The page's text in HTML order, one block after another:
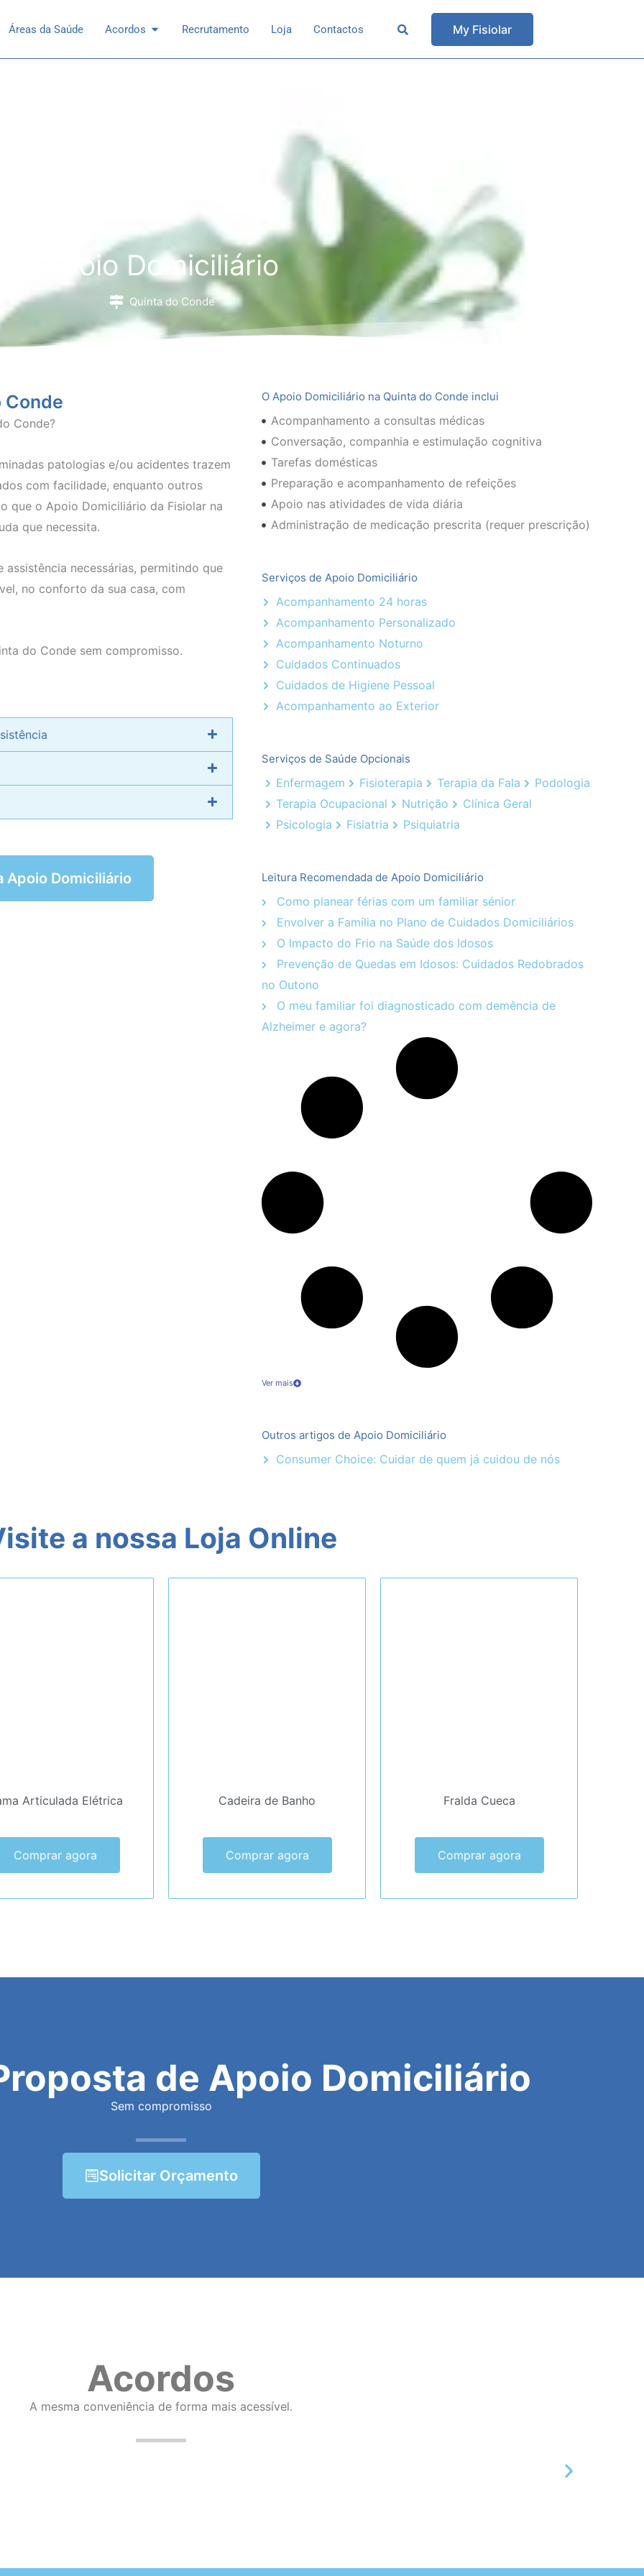
Especialidades
Áreas da Saúde Acordos Open Acordos
Recrutamento Loja Contactos My Fisiolar
Apoio Domiciliário
Quinta do Conde
Conde
Conde?
patologias e/ou acidentes trazem
com facilidade, enquanto outros
que o Apoio Domiciliário da Fisiolar na
que necessita.
necessárias, permitindo que
no conforto da sua casa, com
do Conde sem compromisso.
Apoio Domiciliário
O Apoio Domiciliário na Quinta do Conde inclui
Acompanhamento a consultas médicas
Conversação, companhia e estimulação cognitiva
Tarefas domésticas
Preparação e acompanhamento de refeições
Apoio nas atividades de vida diária
Administração de medicação prescrita (requer prescrição)
Serviços de Apoio Domiciliário
Acompanhamento 24 horas
Acompanhamento Personalizado
Acompanhamento Noturno
Cuidados Continuados
Cuidados de Higiene Pessoal
Acompanhamento ao Exterior
Serviços de Saúde Opcionais
Enfermagem Fisioterapia Terapia da Fala
Podologia
Terapia Ocupacional
Nutrição
Clínica Geral
Psicologia
Fisiatria Psiquiatria
Leitura Recomendada de Apoio Domiciliário
Como planear férias com um familiar sénior
Envolver a Família no Plano de Cuidados Domiciliários
O Impacto do Frio na Saúde dos Idosos
Prevenção de Quedas em Idosos: Cuidados Redobrados
no Outono
O meu familiar foi diagnosticado com demência de
Alzheimer e agora?
Ver mais
Outros artigos de Apoio Domiciliário
Consumer Choice: Cuidar de quem já cuidou de nós
a nossa Loja Online
Articulada Elétrica
Comprar agora
Cadeira de Banho
Comprar agora
Fralda Cueca
Comprar agora
de Apoio Domiciliário
Sem compromisso
Solicitar Orçamento
Acordos
A mesma conveniência de forma mais acessível.